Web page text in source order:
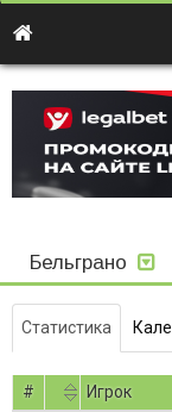
Бельграно
Статистика
# Игрок